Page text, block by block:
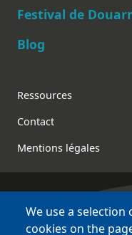
Festival de
Blog
Footer
Ressources
Contact
Mentions légales
Bretagne
We use a
cookies on the